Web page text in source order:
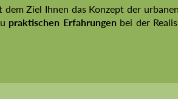
dem Ziel Ihnen das Konzept der
praktischen Erfahrungen bei der